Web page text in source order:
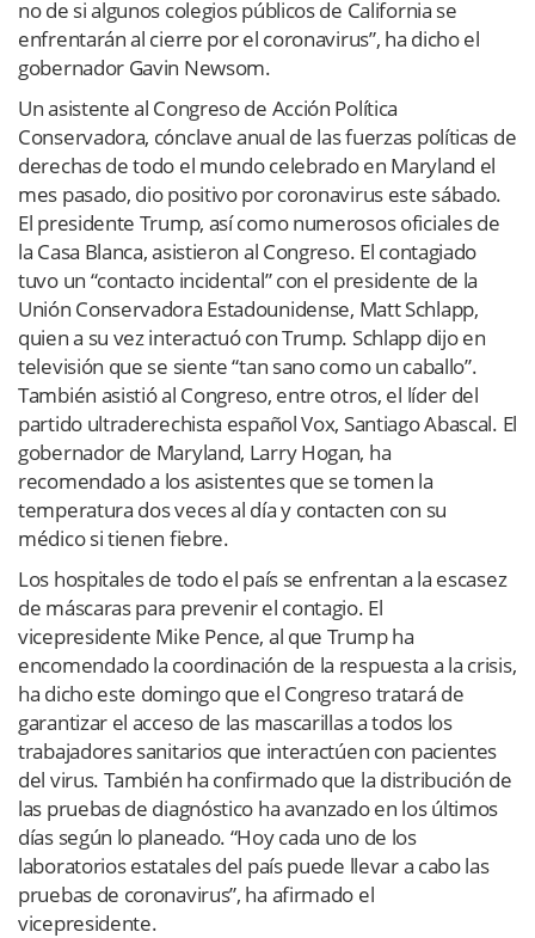
no de si algunos colegios públicos de California se
enfrentarán al cierre por el coronavirus”, ha dicho el
gobernador Gavin Newsom.
Un asistente al Congreso de Acción Política
Conservadora, cónclave anual de las fuerzas políticas de
derechas de todo el mundo celebrado en Maryland el
mes pasado, dio positivo por coronavirus este sábado.
El presidente Trump, así como numerosos oficiales de
la Casa Blanca, asistieron al Congreso. El contagiado
tuvo un “contacto incidental” con el presidente de la
Unión Conservadora Estadounidense, Matt Schlapp,
quien a su vez interactuó con Trump. Schlapp dijo en
televisión que se siente “tan sano como un caballo”.
También asistió al Congreso, entre otros, el líder del
partido ultraderechista español Vox, Santiago Abascal. El
gobernador de Maryland, Larry Hogan, ha
recomendado a los asistentes que se tomen la
temperatura dos veces al día y contacten con su
médico si tienen fiebre.
Los hospitales de todo el país se enfrentan a la escasez
de máscaras para prevenir el contagio. El
vicepresidente Mike Pence, al que Trump ha
encomendado la coordinación de la respuesta a la crisis,
ha dicho este domingo que el Congreso tratará de
garantizar el acceso de las mascarillas a todos los
trabajadores sanitarios que interactúen con pacientes
del virus. También ha confirmado que la distribución de
las pruebas de diagnóstico ha avanzado en los últimos
días según lo planeado. “Hoy cada uno de los
laboratorios estatales del país puede llevar a cabo las
pruebas de coronavirus”, ha afirmado el
vicepresidente.